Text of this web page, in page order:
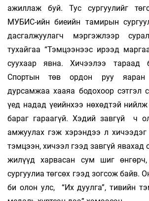
ажиллаж буй. Тус сургуулийг
МУБИС-ийн биеийн тамирын
дасгалжуулагч мэргэжлээр
тухайгаа “Тэмцээнээс ирээд
суухаар явна. Хичээлээ тараад
Спортын төв ордон руу яаран
дурсамжаа хааяа бодохоор сэтгэл
үед надад үеийнхээ нөхөдтэй
бараг гараагүй. Хэдий завгүй ч
амжуулах гэж хэрэндээ л хичээдэг
тэмцээн, хичээл гээд завгүй явахад
жилүүд харвасан сум шиг
сургуулиа төгсөх гээд зогсож байв.
би олон улс, “Их дуулга”, тивийн